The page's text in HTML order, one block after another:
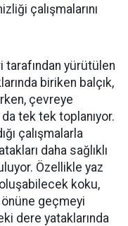
çalışmalarını
yürütülen
biriken balçık,
çevreye
tek tek toplanıyor.
çalışmalarla
daha sağlıklı
Özellikle yaz
oluşabilecek koku,
geçmeyi
dere yataklarında